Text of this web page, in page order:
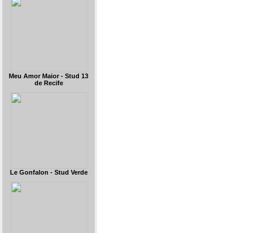
Meu Amor Maior - Stud 13
de Recife
Le Gonfalon - Stud Verde